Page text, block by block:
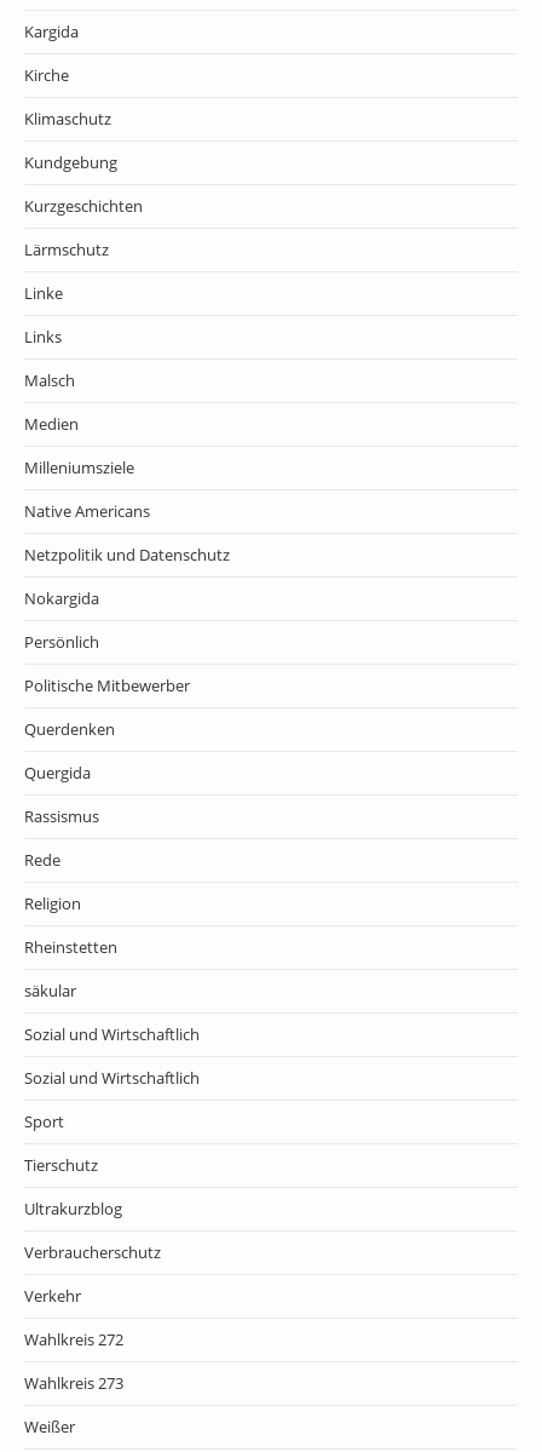
Kargida
Kirche
Klimaschutz
Kundgebung
Kurzgeschichten
Lärmschutz
Linke
Links
Malsch
Medien
Milleniumsziele
Native Americans
Netzpolitik und Datenschutz
Nokargida
Persönlich
Politische Mitbewerber
Querdenken
Quergida
Rassismus
Rede
Religion
Rheinstetten
säkular
Sozial und Wirtschaftlich
Sozial und Wirtschaftlich
Sport
Tierschutz
Ultrakurzblog
Verbraucherschutz
Verkehr
Wahlkreis 272
Wahlkreis 273
Weißer